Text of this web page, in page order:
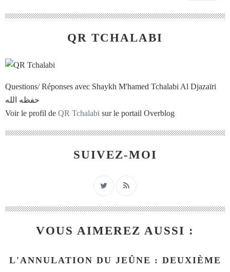
QR TCHALABI
Questions/ Réponses avec Shaykh M'hamed Tchalabi Al Djazaïri
حفظه الله
Voir le profil de QR Tchalabi sur le portail Overblog
SUIVEZ-MOI
VOUS AIMEREZ AUSSI :
L'ANNULATION DU JEÛNE : DEUXIÈME